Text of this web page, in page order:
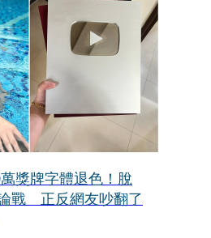
獎牌字體退色！脫
戰 正反網友吵翻了